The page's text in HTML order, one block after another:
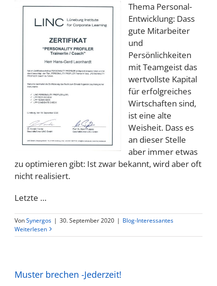
Thema Personal-
Entwicklung: Dass
gute Mitarbeiter
und
Persönlichkeiten
mit Teamgeist das
wertvollste Kapital
für erfolgreiches
Wirtschaften sind,
ist eine alte
Weisheit. Dass es
an dieser Stelle
aber immer etwas
zu optimieren gibt: Ist zwar bekannt, wird aber oft
nicht realisiert.
Letzte …
VonSynergos | 30. September 2020 | Blog-Interessantes
Weiterlesen
Muster brechen -Jederzeit!